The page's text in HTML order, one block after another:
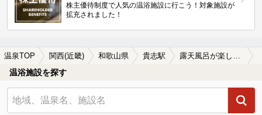
株主優待制度で人気の温浴施設に行こう！対象施設が
拡充されました！
温泉TOP 関西(近畿) 和歌山県 貴志駅
温浴施設を探す